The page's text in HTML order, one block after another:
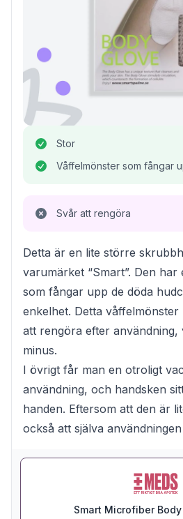
Stor
Våffelmönster som fångar
Svår att rengöra
Detta är en lite större
varumärket “Smart”. Den
som fångar upp de döda
enkelhet. Detta
att rengöra efter användning,
minus.
I övrigt får man en otroligt
användning, och handsken
handen. Eftersom att den är
också att själva
Smart Microfiber